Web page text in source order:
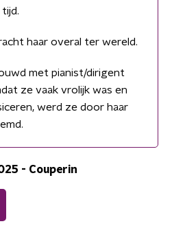
haar overal ter wereld.
met pianist/dirigent
ze vaak vrolijk was en
werd ze door haar
- Couperin